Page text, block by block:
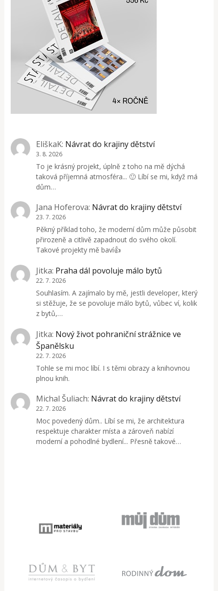
EliškaK: Návrat do krajiny dětství
3. 8. 2026
To je krásný projekt, úplně z toho na mě dýchá
taková příjemná atmosféra... 🙂 Líbí se mi, když má
dům…
Jana Hoferova: Návrat do krajiny dětství
23. 7. 2026
Pěkný příklad toho, že moderní dům může působit
přirozeně a citlivě zapadnout do svého okolí.
Takové projekty mě baví👍
Jitka: Praha dál povoluje málo bytů
22. 7. 2026
Souhlasím. A zajímalo by mě, jestli developer, který
si stěžuje, že se povoluje málo bytů, vůbec ví, kolik
z bytů,…
Jitka: Nový život pohraniční strážnice ve
Španělsku
22. 7. 2026
Tohle se mi moc líbí. I s těmi obrazy a knihovnou
plnou knih.
Michal Šuliach: Návrat do krajiny dětství
22. 7. 2026
Moc povedený dům.. Líbí se mi, že architektura
respektuje charakter místa a zároveň nabízí
moderní a pohodlné bydlení... Přesně takové…